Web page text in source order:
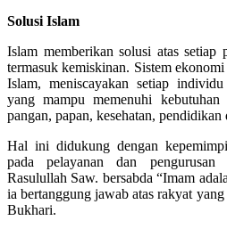
Solusi Islam
Islam memberikan solusi atas setiap
termasuk kemiskinan. Sistem
Islam, meniscayakan setiap
yang mampu memenuhi kebutuhan
pangan, papan, kesehatan, pendidikan
Hal ini didukung dengan
pada pelayanan dan pengurusan
Rasulullah Saw. bersabda “Imam
ia bertanggung jawab atas rakyat
Bukhari.